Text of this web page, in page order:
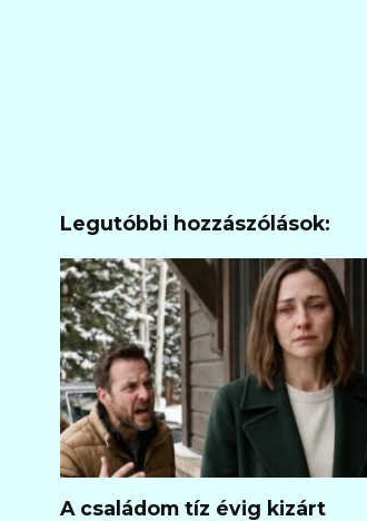
Legutóbbi hozzászólások:
A családom tíz évig kizárt